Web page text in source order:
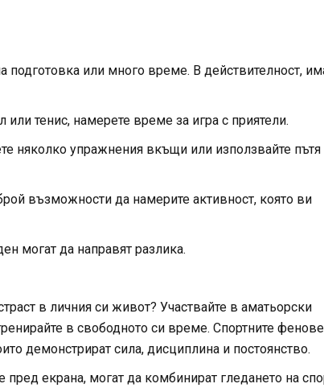
подготовка или много време. В действителност,
или тенис, намерете време за игра с приятели.
няколко упражнения вкъщи или използвайте
възможности да намерите активност, която ви
могат да направят разлика.
в личния си живот? Участвайте в аматьорски
в свободното си време. Спортните фенове
демонстрират сила, дисциплина и постоянство.
екрана, могат да комбинират гледането на